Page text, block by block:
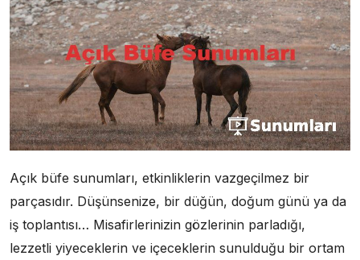
Açık büfe sunumları, etkinliklerin vazgeçilmez bir
parçasıdır. Düşünsenize, bir düğün, doğum günü ya da
iş toplantısı… Misafirlerinizin gözlerinin parladığı,
lezzetli yiyeceklerin ve içeceklerin sunulduğu bir ortam